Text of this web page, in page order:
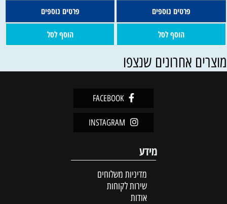
פרטים נוספים
הוסף לסל
פרטים נוספים
הוסף לסל
אחרונים שנצפו
FACEBOOK
INSTAGRAM
מידע
מדיניות משלוחים
שירות לקוחות
אודות